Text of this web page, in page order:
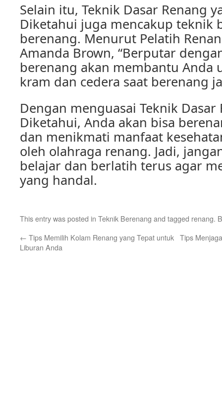
Selain itu, Teknik Dasar Renang
Diketahui juga mencakup teknik
berenang. Menurut Pelatih
Amanda Brown, “Berputar
berenang akan membantu
kram dan cedera saat berenang
Dengan menguasai Teknik
Diketahui, Anda akan bisa
dan menikmati manfaat
oleh olahraga renang. Jadi,
belajar dan berlatih terus agar
yang handal.
This entry was posted in Teknik Berenang and tagged renang.
← Tips Memilih Kolam Renang yang Tepat untuk
Liburan Anda
Tips